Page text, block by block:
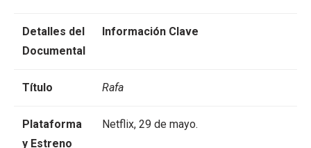
Detalles del
Documental
Información Clave
Título Rafa
Plataforma
y Estreno
Netflix, 29 de mayo.